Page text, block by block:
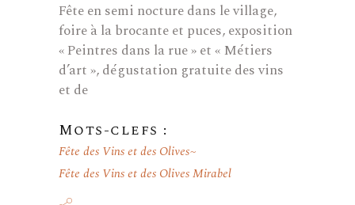
Fête en semi nocture dans le village,
foire à la brocante et puces, exposition
« Peintres dans la rue » et « Métiers
d’art », dégustation gratuite des vins
et de
Mots-clefs :
Fête des Vins et des Olives
Fête des Vins et des Olives Mirabel